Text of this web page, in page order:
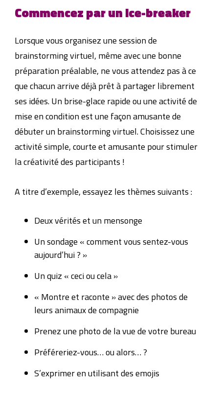
Commencez par un ice-breaker
Lorsque vous organisez une session de
brainstorming virtuel, même avec une bonne
préparation préalable, ne vous attendez pas à ce
que chacun arrive déjà prêt à partager librement
ses idées. Un brise-glace rapide ou une activité de
mise en condition est une façon amusante de
débuter un brainstorming virtuel. Choisissez une
activité simple, courte et amusante pour stimuler
la créativité des participants !
A titre d’exemple, essayez les thèmes suivants :
Deux vérités et un mensonge
Un sondage « comment vous sentez-vous
aujourd’hui ? »
Un quiz « ceci ou cela »
« Montre et raconte » avec des photos de
leurs animaux de compagnie
Prenez une photo de la vue de votre bureau
Préféreriez-vous… ou alors… ?
S’exprimer en utilisant des emojis